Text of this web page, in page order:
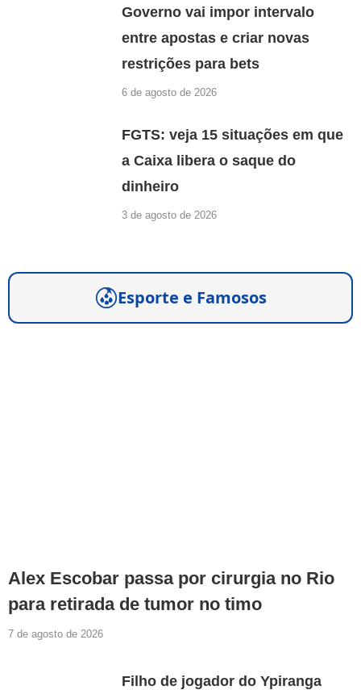
Governo vai impor intervalo
entre apostas e criar novas
restrições para bets
6 de agosto de 2026
FGTS: veja 15 situações em que
a Caixa libera o saque do
dinheiro
3 de agosto de 2026
Esporte e Famosos
Alex Escobar passa por cirurgia no Rio
para retirada de tumor no timo
7 de agosto de 2026
Filho de jogador do Ypiranga